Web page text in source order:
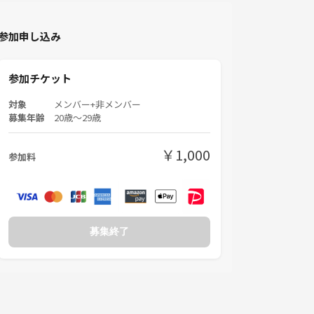
加申し込み
参加チケット
対象 メンバー+非メンバー
募集年齢 20歳〜29歳
参加料 ￥1,000
募集終了